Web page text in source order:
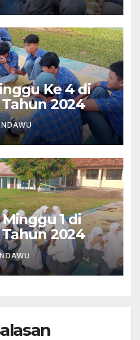
Ke 4 di
2024
1 di
2024